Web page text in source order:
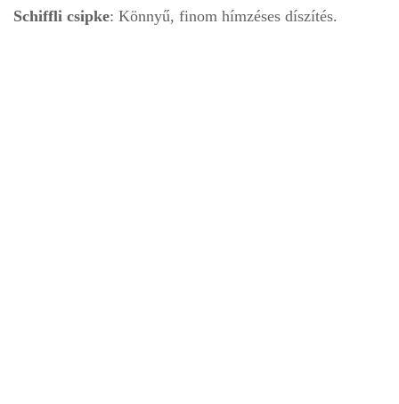
Schiffli csipke: Könnyű, finom hímzéses díszítés.